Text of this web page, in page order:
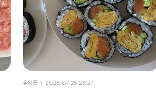
유영근 2026.07.25 23:27